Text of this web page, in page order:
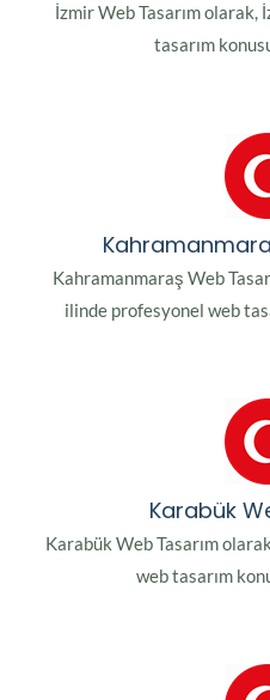
İzmir Web Tasarım
tasarım
Kahramanmaraş Web
ilinde profesyonel web
Karabük
Karabük Web Tasarım
web tasarım